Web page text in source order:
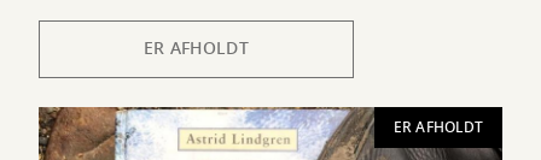
ER AFHOLDT
ER AFHOLDT